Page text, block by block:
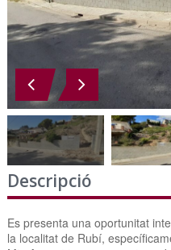
Descripció
Es presenta una oportunitat
la localitat de Rubí,